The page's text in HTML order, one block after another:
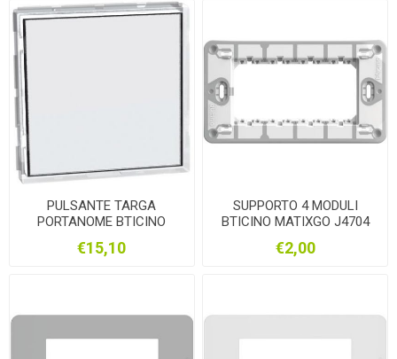
PULSANTE TARGA
PORTANOME BTICINO
€15,10
SUPPORTO 4 MODULI
BTICINO MATIXGO J4704
€2,00